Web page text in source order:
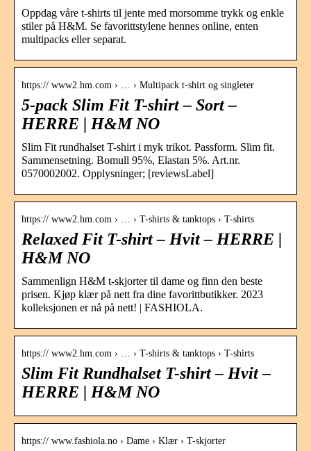
Oppdag våre t-shirts til jente med morsomme trykk og enkle
stiler på H&M. Se favorittstylene hennes online, enten
multipacks eller separat.
https:// www2.hm.com › … › Multipack t-shirt og singleter
5-pack Slim Fit T-shirt – Sort –
HERRE | H&M NO
Slim Fit rundhalset T-shirt i myk trikot. Passform. Slim fit.
Sammensetning. Bomull 95%, Elastan 5%. Art.nr.
0570002002. Opplysninger; [reviewsLabel]
https:// www2.hm.com › … › T-shirts & tanktops › T-shirts
Relaxed Fit T-shirt – Hvit – HERRE |
H&M NO
Sammenlign H&M t-skjorter til dame og finn den beste
prisen. Kjøp klær på nett fra dine favorittbutikker. 2023
kolleksjonen er nå på nett! | FASHIOLA.
https:// www2.hm.com › … › T-shirts & tanktops › T-shirts
Slim Fit Rundhalset T-shirt – Hvit –
HERRE | H&M NO
https:// www.fashiola.no › Dame › Klær › T-skjorter